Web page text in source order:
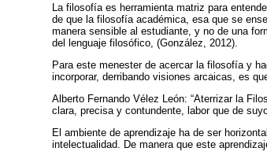
La filosofía es herramienta matriz para
de que la filosofía académica, esa que se
manera sensible al estudiante, y no de una
del lenguaje filosófico, (González, 2012).
Para este menester de acercar la filosofía y
incorporar, derribando visiones arcaicas, es
Alberto Fernando Vélez León: “Aterrizar la
clara, precisa y contundente, labor que de
El ambiente de aprendizaje ha de ser
intelectualidad. De manera que este